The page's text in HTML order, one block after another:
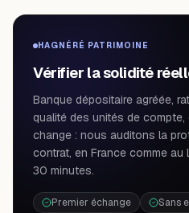
HAGNÉRÉ PATRIMOINE
Vérifier la solidité
Banque dépositaire agréée,
qualité des unités de
change : nous auditons la
contrat, en France comme au
30 minutes.
Premier échange
Sans